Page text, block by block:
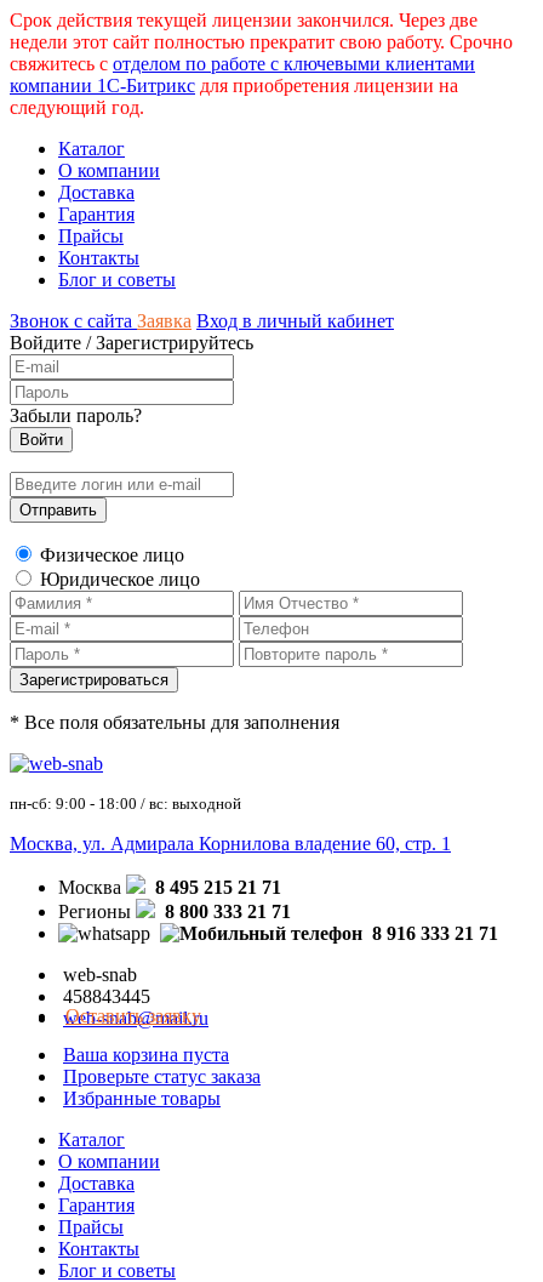
Срок действия текущей лицензии закончился. Через две
недели этот сайт полностью прекратит свою работу. Срочно
свяжитесь с отделом по работе с ключевыми клиентами
компании 1С-Битрикс для приобретения лицензии на
следующий год.
Каталог
О компании
Доставка
Гарантия
Прайсы
Контакты
Блог и советы
Звонок с сайта Заявка Вход в личный кабинет
Войдите /Зарегистрируйтесь
Забыли пароль?
Физическое лицо
Юридическое лицо
* Все поля обязательны для заполнения
пн-сб: 9:00 - 18:00 / вс: выходной
Москва, ул. Адмирала Корнилова владение 60, стр. 1
Москва
8 495 215 21 71
Регионы
8 800 333 21 71
8 916 333 21 71
web-snab
458843445
web-snab@mail.ru
Оставить заявку
Ваша корзина пуста
Проверьте статус заказа
Избранные товары
Каталог
О компании
Доставка
Гарантия
Прайсы
Контакты
Блог и советы